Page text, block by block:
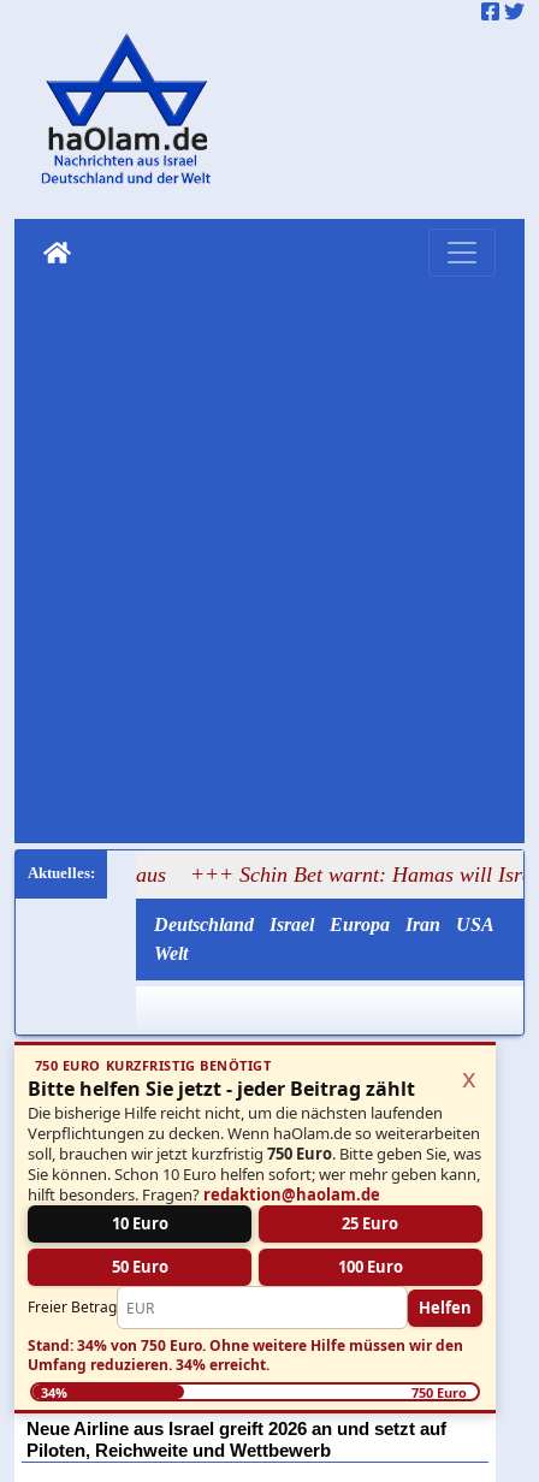
aus +++ Schin Bet warnt: Hamas will Israel mit
Deutschland Israel Europa Iran
USA
Welt
750 EURO KURZFRISTIG BENÖTIGT
Bitte helfen Sie jetzt - jeder Beitrag zählt
Die bisherige Hilfe reicht nicht, um die nächsten laufenden
Verpflichtungen zu decken. Wenn haOlam.de so weiterarbeiten
soll, brauchen wir jetzt kurzfristig750 Euro. Bitte geben Sie, was
Sie können. Schon 10 Euro helfen sofort; wer mehr geben kann,
hilft besonders. Fragen? redaktion@haolam.de
10 Euro
25 Euro
50 Euro 100 Euro
Freier Betrag Helfen
x
Stand: 34% von 750 Euro.Ohne weitere Hilfe müssen wir den
Umfang reduzieren.34% erreicht.
34% 750 Euro
Neue Airline aus Israel greift 2026 an und setzt auf
Piloten, Reichweite und Wettbewerb